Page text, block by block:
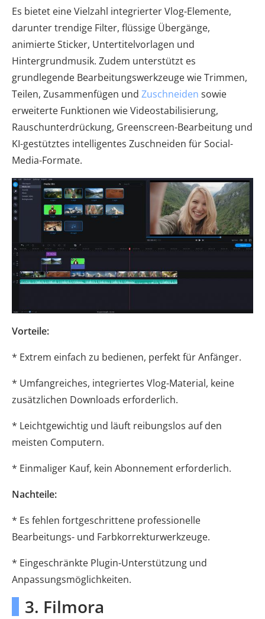
Es bietet eine Vielzahl integrierter Vlog-Elemente,
darunter trendige Filter, flüssige Übergänge,
animierte Sticker, Untertitelvorlagen und
Hintergrundmusik. Zudem unterstützt es
grundlegende Bearbeitungswerkzeuge wie Trimmen,
Teilen, Zusammenfügen und Zuschneiden sowie
erweiterte Funktionen wie Videostabilisierung,
Rauschunterdrückung, Greenscreen-Bearbeitung und
KI-gestütztes intelligentes Zuschneiden für Social-
Media-Formate.
Vorteile:
* Extrem einfach zu bedienen, perfekt für Anfänger.
* Umfangreiches, integriertes Vlog-Material, keine
zusätzlichen Downloads erforderlich.
* Leichtgewichtig und läuft reibungslos auf den
meisten Computern.
* Einmaliger Kauf, kein Abonnement erforderlich.
Nachteile:
* Es fehlen fortgeschrittene professionelle
Bearbeitungs- und Farbkorrekturwerkzeuge.
* Eingeschränkte Plugin-Unterstützung und
Anpassungsmöglichkeiten.
3. Filmora